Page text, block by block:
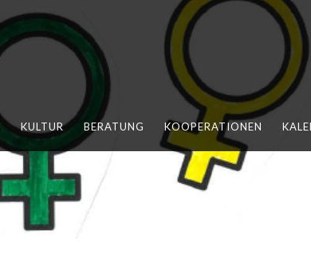
KULTUR BERATUNG KOOPERATIONEN